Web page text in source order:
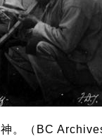
。（BC